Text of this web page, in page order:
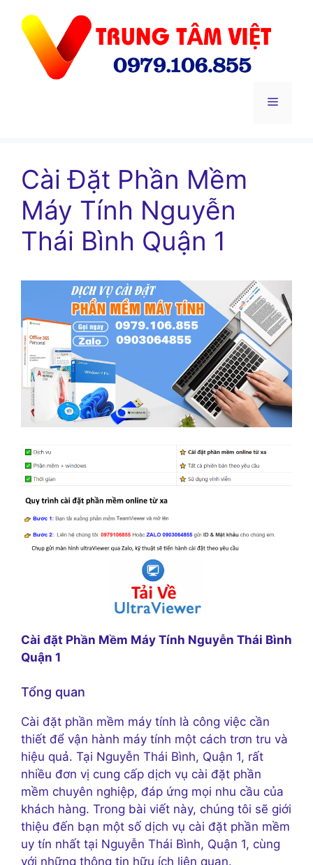
Menu
Cài Đặt Phần Mềm
Máy Tính Nguyễn
Thái Bình Quận 1
Cài đặt Phần Mềm Máy Tính Nguyễn Thái Bình
Quận 1
Tổng quan
Cài đặt phần mềm máy tính là công việc cần
thiết để vận hành máy tính một cách trơn tru và
hiệu quả. Tại Nguyễn Thái Bình, Quận 1, rất
nhiều đơn vị cung cấp dịch vụ cài đặt phần
mềm chuyên nghiệp, đáp ứng mọi nhu cầu của
khách hàng. Trong bài viết này, chúng tôi sẽ giới
thiệu đến bạn một số dịch vụ cài đặt phần mềm
uy tín nhất tại Nguyễn Thái Bình, Quận 1, cùng
với những thông tin hữu ích liên quan.